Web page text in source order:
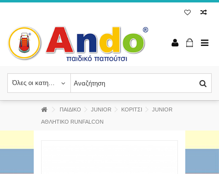
Όλες οι κατηγορίες
ΠΑΙΔΙΚΟ JUNIOR ΚΟΡΙΤΣΙ JUNIOR
ΑΘΛΗΤΙΚΟ RUNFALCON